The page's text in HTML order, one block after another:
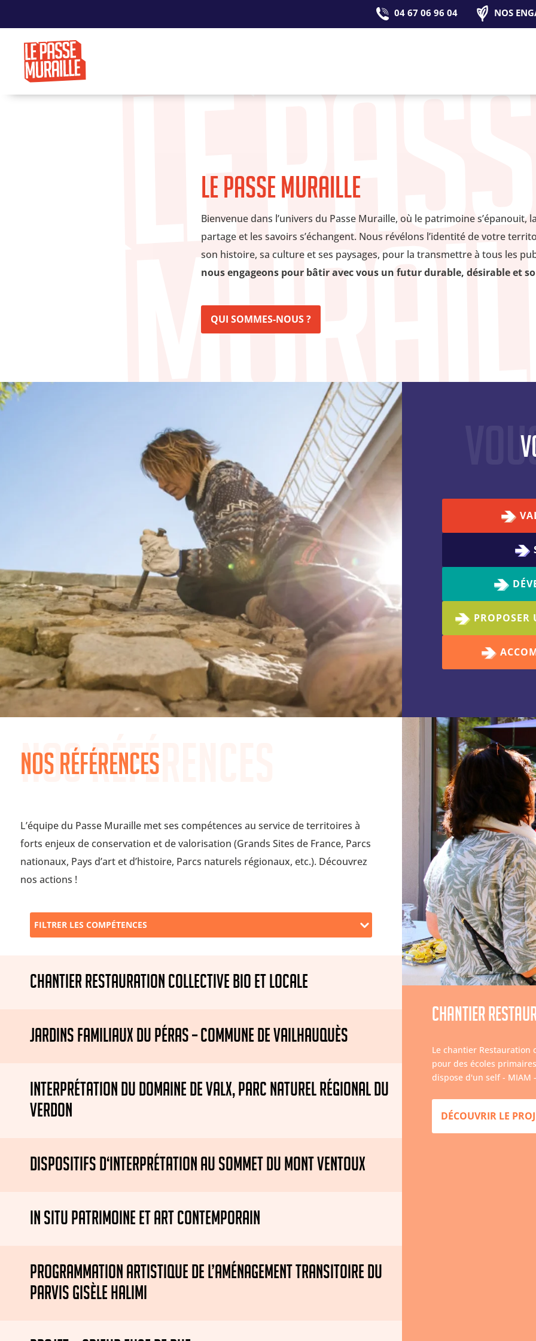
04 67 06 96 04 NOS
Le Passe Muraille
Bienvenue dans l’univers du Passe Muraille, où le patrimoine s’épanouit,
partage et les savoirs s’échangent. Nous révélons l’identité de votre
son histoire, sa culture et ses paysages, pour la transmettre à tous les
nous engageons pour bâtir avec vous un futur durable, désirable et
QUI SOMMES-NOUS ?
Nos références
Nos références
L’équipe du Passe Muraille met ses compétences au service de territoires à
forts enjeux de conservation et de valorisation (Grands Sites de France, Parcs
nationaux, Pays d’art et d’histoire, Parcs naturels régionaux, etc.). Découvrez
nos actions !
FILTRER LES COMPÉTENCES
CHANTIER RESTAURATION COLLECTIVE BIO ET LOCALE
JARDINS FAMILIAUX DU PÉRAS – COMMUNE DE VAILHAUQUÈS
INTERPRÉTATION DU DOMAINE DE VALX, PARC NATUREL RÉGIONAL DU
VERDON
DISPOSITIFS D‘INTERPRÉTATION AU SOMMET DU MONT VENTOUX
IN SITU PATRIMOINE ET ART CONTEMPORAIN
PROGRAMMATION ARTISTIQUE DE L’AMÉNAGEMENT TRANSITOIRE DU
PARVIS GISÈLE HALIMI
Chantier
Le chantier Restauration
pour des écoles
dispose d'un self - MIAM
DÉCOUVRIR LE